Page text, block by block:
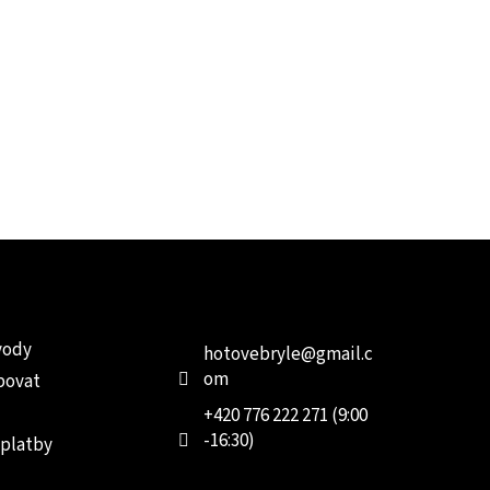
hotovebryle@gmail.c
om
+420 776 222 271 (9:00
-16:30)